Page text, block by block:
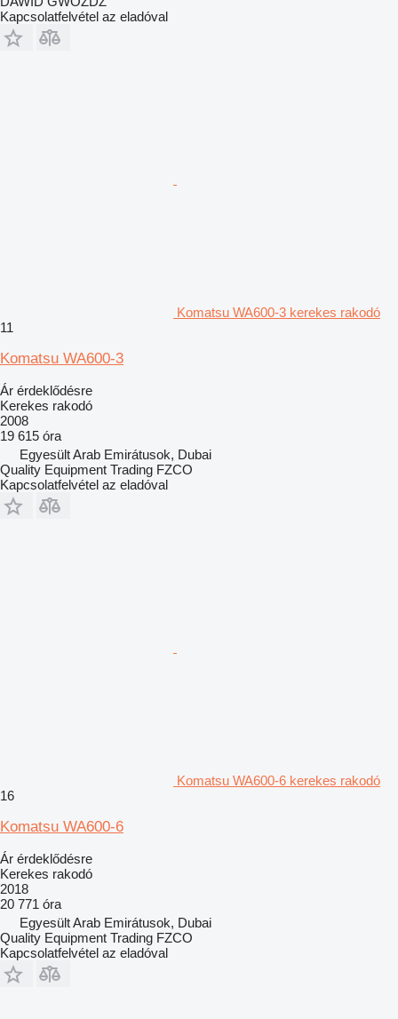
Kapcsolatfelvétel az eladóval
Komatsu WA600-3 kerekes rakodó
11
Komatsu WA600-3
Ár érdeklődésre
Kerekes rakodó
2008
19 615 óra
Egyesült Arab Emirátusok, Dubai
Quality Equipment Trading FZCO
Kapcsolatfelvétel az eladóval
Komatsu WA600-6 kerekes rakodó
16
Komatsu WA600-6
Ár érdeklődésre
Kerekes rakodó
2018
20 771 óra
Egyesült Arab Emirátusok, Dubai
Quality Equipment Trading FZCO
Kapcsolatfelvétel az eladóval